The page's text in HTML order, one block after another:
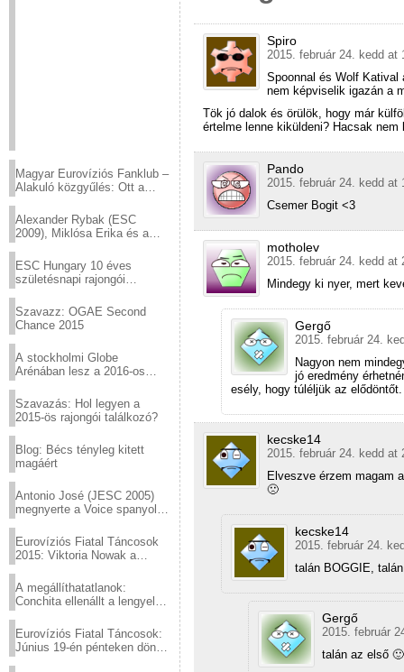
Magyar Eurovíziós Fanklub –
Alakuló közgyűlés: Ott a
Alexander Rybak (ESC
2009), Miklósa Erika és a
sztárjai a Margitszigeten
ESC Hungary 10 éves
születésnapi rajongói
Szavazz: OGAE Second
Chance 2015
A stockholmi Globe
Arénában lesz a 2016-os
Szavazás: Hol legyen a
2015-ös rajongói találkozó?
Blog: Bécs tényleg kitett
magáért
Antonio José (JESC 2005)
megnyerte a Voice spanyol
Eurovíziós Fiatal Táncosok
2015: Viktoria Nowak a
A megállíthatatlanok:
Conchita ellenállt a lengyel
Eurovíziós Fiatal Táncosok:
Június 19-én pénteken döntő
Spiro
2015. február 24. kedd at
Spoonnal és Wolf
nem képviselik igazán a
Tök jó dalok és örülök, hogy már
értelme lenne kiküldeni? Hacsak
Pando
2015. február 24. kedd at
Csemer Bogit <3
motholev
2015. február 24. kedd at
Mindegy ki nyer, mert
Gergő
2015. február 24.
Nagyon nem
jó eredmény
esély, hogy túléljük az elődöntőt.
kecske14
2015. február 24. kedd at
Elveszve érzem magam
🙁
kecske14
2015. február 24.
talán BOGGIE,
Gergő
2015. február
talán az első 🙂